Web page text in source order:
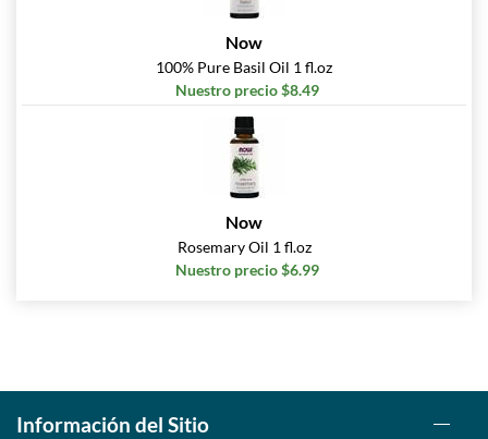
Now
100% Pure Basil Oil 1 fl.oz
Nuestro precio $8.49
Now
Rosemary Oil 1 fl.oz
Nuestro precio $6.99
Información del Sitio